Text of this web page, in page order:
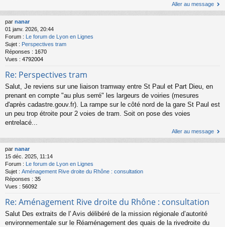
Aller au message
par nanar
01 janv. 2026, 20:44
Forum : Le forum de Lyon en Lignes
Sujet : Perspectives tram
Réponses : 1670
Vues : 4792004
Re: Perspectives tram
Salut, Je reviens sur une liaison tramway entre St Paul et Part Dieu, en
prenant en compte "au plus serré" les largeurs de voiries (mesures
d'après cadastre.gouv.fr). La rampe sur le côté nord de la gare St Paul est
un peu trop étroite pour 2 voies de tram. Soit on pose des voies
entrelacé...
Aller au message
par nanar
15 déc. 2025, 11:14
Forum : Le forum de Lyon en Lignes
Sujet : Aménagement Rive droite du Rhône : consultation
Réponses : 35
Vues : 56092
Re: Aménagement Rive droite du Rhône : consultation
Salut Des extraits de l' Avis délibéré de la mission régionale d’autorité
environnementale sur le Réaménagement des quais de la rivedroite du